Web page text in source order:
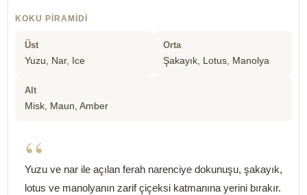
KOKU PIRAMIDI
Üst
Yuzu, Nar, Ice
Orta
Şakayık, Lotus, Manolya
Alt
Misk, Maun, Amber
“
Yuzu ve nar ile açılan ferah narenciye dokunuşu, şakayık,
lotus ve manolyanın zarif çiçeksi katmanına yerini bırakır.